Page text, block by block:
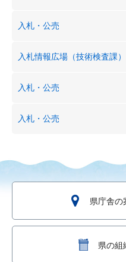
入札・公売
入札情報広場（技術検査課）
入札・公売
入札・公売
県庁舎の
県の組